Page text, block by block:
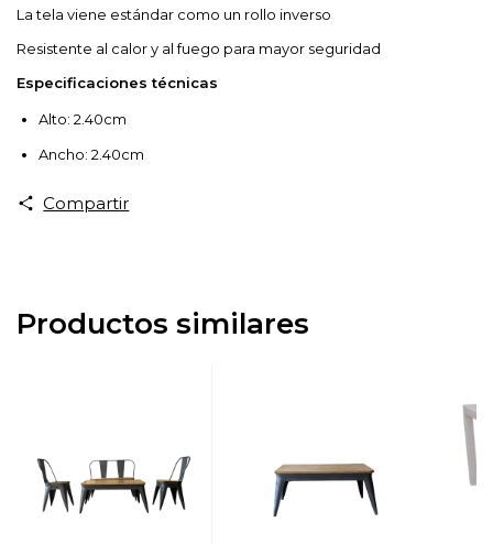
La tela viene estándar como un rollo inverso
Resistente al calor y al fuego para mayor seguridad
Especificaciones técnicas
Alto: 2.40cm
Ancho: 2.40cm
Compartir
Productos similares